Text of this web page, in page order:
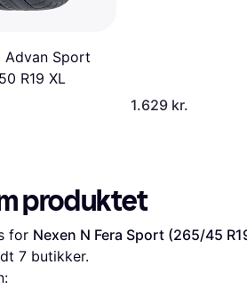
Advan Sport
R19 XL
1.629 kr.
produktet
for Nexen N Fera Sport (265/45
7 butikker.